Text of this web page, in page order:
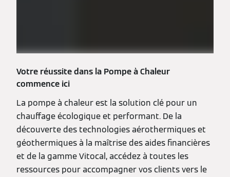
Votre réussite dans la Pompe à Chaleur
commence ici
La pompe à chaleur est la solution clé pour un
chauffage écologique et performant. De la
découverte des technologies aérothermiques et
géothermiques à la maîtrise des aides financières
et de la gamme Vitocal, accédez à toutes les
ressources pour accompagner vos clients vers le